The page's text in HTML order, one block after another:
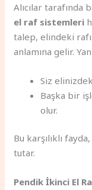
Alıcılar tarafında
el raf sistemleri
talep, elindeki
anlamına gelir.
Siz
Başka bir
olur.
Bu karşılıklı
tutar.
Pendik İkinci El